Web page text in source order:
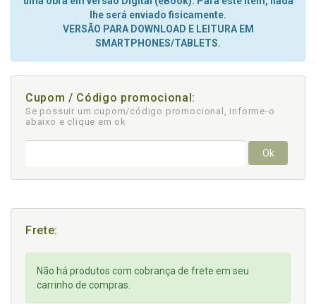
lhe será enviado fisicamente.
VERSÃO PARA DOWNLOAD E LEITURA EM
SMARTPHONES/TABLETS.
Cupom / Código promocional:
Se possuir um cupom/código promocional, informe-o
abaixo e clique em ok
Ok
Frete:
Não há produtos com cobrança de frete em seu
carrinho de compras.